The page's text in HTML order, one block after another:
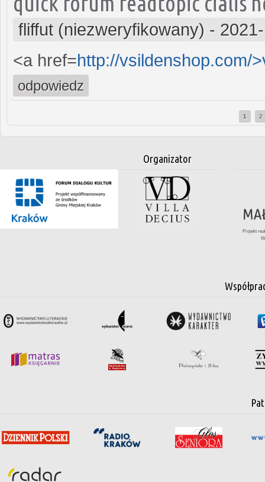
fliffut (niezweryfikowany) -
<a href=http://vsildenshop.com/
odpowiedz
1 2
Organizator
Projekt